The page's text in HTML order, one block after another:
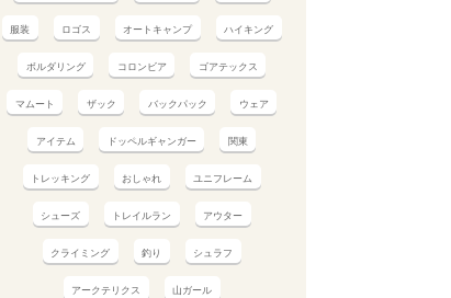
服装 ロゴス オートキャンプ ハイキング
ボルダリング コロンビア ゴアテックス
マムート ザック バックパック ウェア
アイテム ドッペルギャンガー 関東
トレッキング おしゃれ ユニフレーム
シューズ トレイルラン アウター
クライミング 釣り シュラフ
アークテリクス 山ガール